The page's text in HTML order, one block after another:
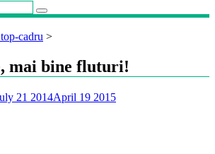
cadru >
mai bine fluturi!
21 2014April 19 2015